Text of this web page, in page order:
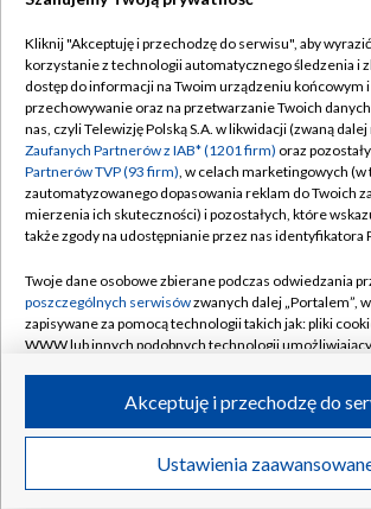
TVP
Abonament TVP
Emisja w TVP
Centrum informacji TVP
Naziemna Telewizja Cyfrowa
Rada Programowa
System NOS
Informacje o nadawcy
Program dla prasy
Ogłoszenie przetargowe
Regulamin TVP
Polityka prywatności
Moje zgody
Pomoc
Kontakt
Kanały
©2026 Telewizja Polska S.A. w
Kliknij "Akceptuję i przechodzę do serwisu", aby
korzystanie z technologii automatycznego śledzenia i
dostęp do informacji na Twoim urządzeniu końcowym i
przechowywanie oraz na przetwarzanie Twoich
nas, czyli Telewizję Polską S.A. w likwidacji (zwaną dalej
Zaufanych Partnerów z IAB* (1201 firm) oraz
Partnerów TVP (93 firm), w celach marketingowych (w
zautomatyzowanego dopasowania reklam do Twoich
mierzenia ich skuteczności) i pozostałych, które
także zgody na udostępnianie przez nas identyfikatora
Twoje dane osobowe zbierane podczas odwiedzania
poszczególnych serwisówzwanych dalej „Portalem”,
zapisywane za pomocą technologii takich jak: pliki
WWW lub innych podobnych technologii
ruchu w Internecie.
Twoje dane osobowe zbierane podczas odwiedzania
poszczególnych serwisówna Portalu, takie jak adresy
Ustawienia
Akceptuję i przechodzę do